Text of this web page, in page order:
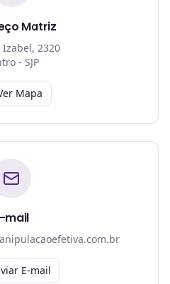
Matriz
Izabel, 2320
- SJP
Mapa
mail
E-mail